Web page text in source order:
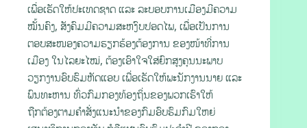
ເພື່ອເຮັດໃຫ້ປະເທດຊາດ ແລະ ລະບອບການເມືອງມີຄວາມ
ໝັ້ນຄົງ, ສັງຄົມມີຄວາມສະຫງົບປອດໄພ, ເພື່ອເປັນການ
ຕອບສະໜອງຄວາມຮຽກຮ້ອງຕ້ອງການ ຂອງໜ້າທີ່ການ
ເມືອງ ໃນໄລຍະໄໝ່, ຕ້ອງເອົາໃຈໃສ່ຍົກສູງຄຸນນະພາບ
ວຽກງານອົບຮົມຫັດແອບ ເພື່ອເຮັດໃຫ້ພະນັກງານນາຍ ແລະ
ພົນທະຫານ ທົ່ວກົມກອງທ້ອງຖິ່ນຂອງພວກເຮົາໃຫ້
ຖືກຕ້ອງຕາມຄໍາສັ່ງແນະນໍາຂອງກົມອົບຮົມກົມໃຫຍ່